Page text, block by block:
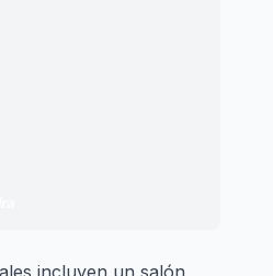
incluyen un salón